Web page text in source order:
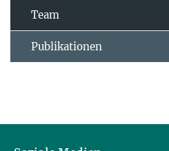
Team
Publikationen